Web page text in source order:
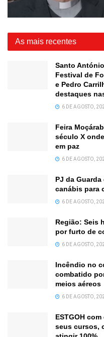
As mais recentes
Santo
Festival de
e Pedro
destaques
6 DE AGOSTO,
Feira
século X
em paz
6 DE AGOSTO,
PJ da
canábis para
6 DE AGOSTO,
Região: Seis
por furto de
6 DE AGOSTO,
Incêndio no
combatido
meios aéreos
6 DE AGOSTO,
ESTGOH
seus cursos,